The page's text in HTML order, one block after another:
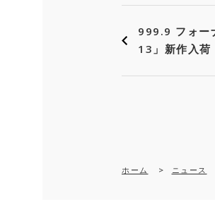
999.9 フォー
13」新作入荷
ホーム > ニュース